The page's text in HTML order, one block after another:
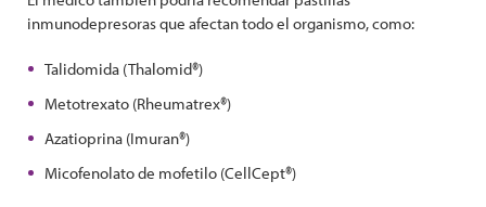
inmunodepresoras que afectan todo el organismo, como:
Talidomida (Thalomid®)
Metotrexato (Rheumatrex®)
Azatioprina (Imuran®)
Micofenolato de mofetilo (CellCept®)